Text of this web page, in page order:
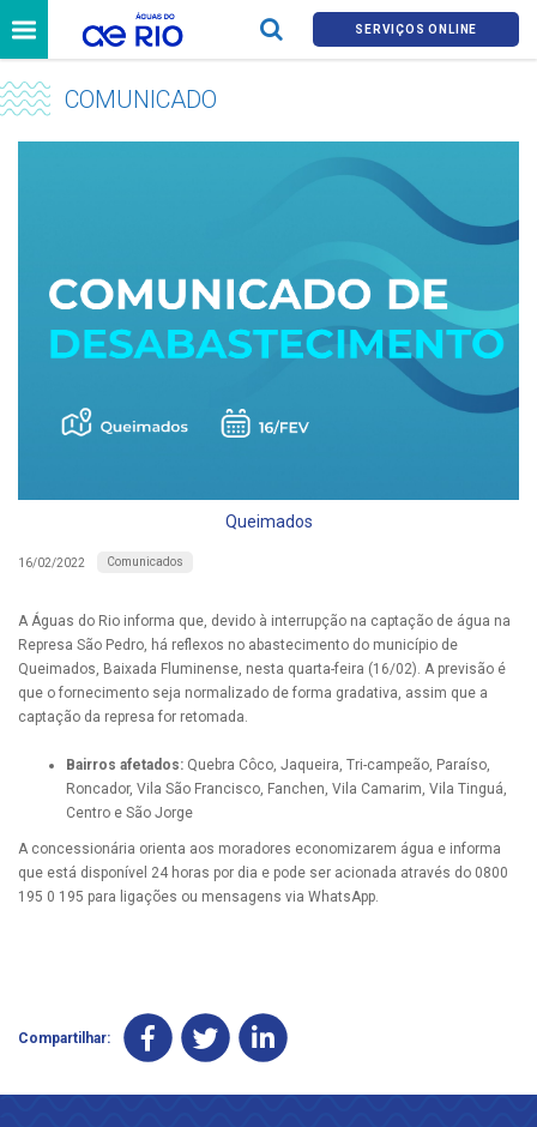
SERVIÇOS ONLINE
COMUNICADO
Queimados
16/02/2022 Comunicados
A Águas do Rio informa que, devido à interrupção na captação de água na
Represa São Pedro, há reflexos no abastecimento do município de
Queimados, Baixada Fluminense, nesta quarta-feira (16/02). A previsão é
que o fornecimento seja normalizado de forma gradativa, assim que a
captação da represa for retomada.
Bairros afetados: Quebra Côco, Jaqueira, Tri-campeão, Paraíso,
Roncador, Vila São Francisco, Fanchen, Vila Camarim, Vila Tinguá,
Centro e São Jorge
A concessionária orienta aos moradores economizarem água e informa
que está disponível 24 horas por dia e pode ser acionada através do 0800
195 0 195 para ligações ou mensagens via WhatsApp.
Compartilhar: